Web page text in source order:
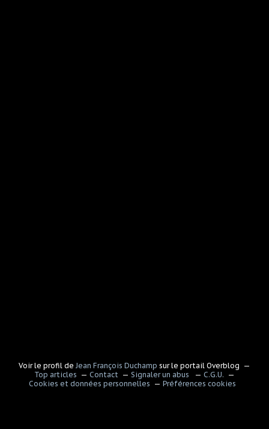
Voir le profil de Jean François Duchamp sur le portail Overblog
Top articles
Contact Signaler un abus
C.G.U.
Cookies et données personnelles
Préférences cookies